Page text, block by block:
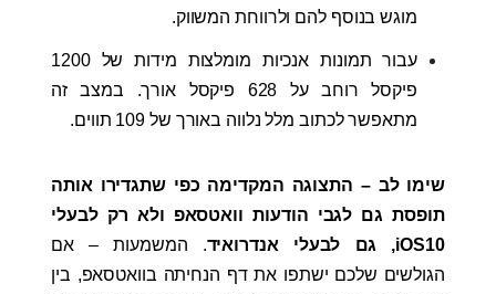
מוגש בנוסף להם ולרווחת המשווק.
עבור תמונות אנכיות מומלצות מידות של 1200
פיקסל רוחב על 628 פיקסל אורך. במצב זה
מתאפשר לכתוב מלל נלווה באורך של 109 תווים.
שימו לב – התצוגה המקדימה כפי שתגדירו אותה
תופסת גם לגבי הודעות וואטסאפ ולא רק לבעלי
iOS10, גם לבעלי אנדרואיד
. המשמעות – אם
הגולשים שלכם ישתפו את דף הנחיתה בוואטסאפ, בין